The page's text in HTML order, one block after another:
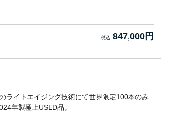
847,000円
ライトエイジング技術にて世界限定100本のみ
年製極上USED品。